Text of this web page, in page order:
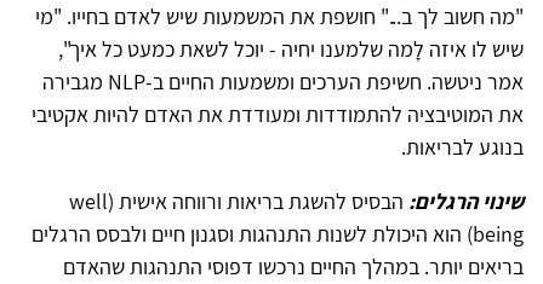
"מה חשוב לך ב..." חושפת את המשמעות שיש לאדם בחייו. "מי
שיש לו איזה לָמה שלמענו יחיה - יוכל לשאת כמעט כל איך",
אמר ניטשה. חשיפת הערכים ומשמעות החיים ב-NLP מגבירה
את המוטיבציה להתמודדות ומעודדת את האדם להיות אקטיבי
בנוגע לבריאות.
שינוי הרגלים:
הבסיס להשגת בריאות ורווחה אישית (well
being) הוא היכולת לשנות התנהגות וסגנון חיים ולבסס הרגלים
בריאים יותר. במהלך החיים נרכשו דפוסי התנהגות שהאדם